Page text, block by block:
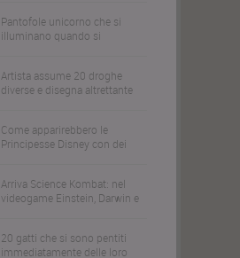
Pantofole unicorno che si
illuminano quando si
Artista assume 20 droghe
diverse e disegna altrettante
Come apparirebbero le
Principesse Disney con dei
Arriva Science Kombat: nel
videogame Einstein, Darwin e
20 gatti che si sono pentiti
immediatamente delle loro